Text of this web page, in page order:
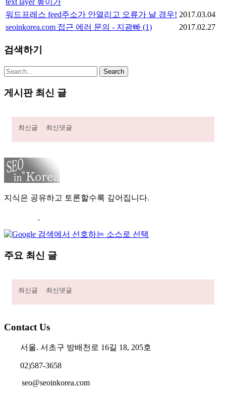
워드프레스 feed주소가 안열리고 오류가 날 경우! 2017.03.04
seoinkorea.com 접근 에러 문의 - 지광빠 (1) 2017.02.27
검색하기
게시판 최신 글
최신글 최신댓글
지식은 공유하고 토론할수록 깊어집니다.
주요 최신 글
최신글 최신댓글
Contact Us
서울. 서초구 방배천로 16길 18, 205호
02)587-3658
seo@seoinkorea.com